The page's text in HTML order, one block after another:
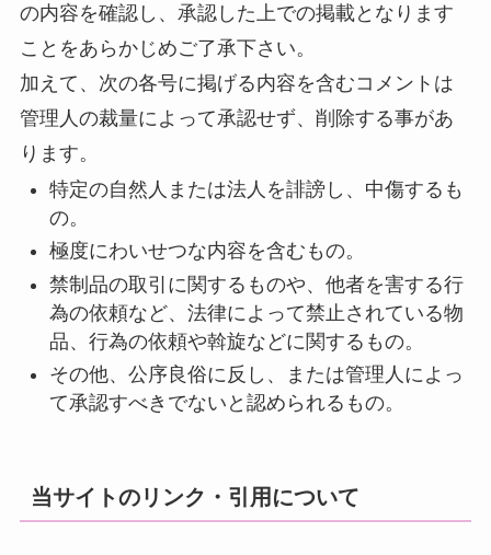
の内容を確認し、承認した上での掲載となります
ことをあらかじめご了承下さい。
加えて、次の各号に掲げる内容を含むコメントは
管理人の裁量によって承認せず、削除する事があ
ります。
特定の自然人または法人を誹謗し、中傷するも
の。
極度にわいせつな内容を含むもの。
禁制品の取引に関するものや、他者を害する行
為の依頼など、法律によって禁止されている物
品、行為の依頼や斡旋などに関するもの。
その他、公序良俗に反し、または管理人によっ
て承認すべきでないと認められるもの。
当サイトのリンク・引用について